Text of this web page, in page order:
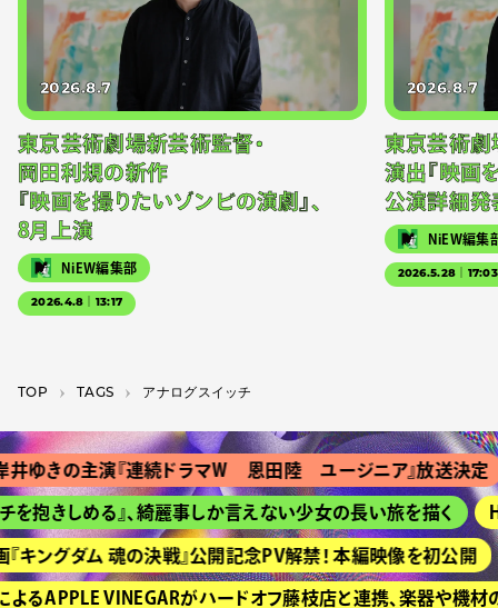
2026.8.7
東京芸術劇場新芸術監督・
岡田利規の新作
『映画を撮りたいゾンビの演劇』、
8月上演
NiEW編集部
2026.4.8｜13:17
2026.8.7
東京芸術劇
演出『映画
公演詳細発
NiEW編集
2026.5.28｜17:03
TOP T­A­G­S アナログスイッチ
ゆきの主演『連続ドラマＷ 恩田陸 ユージニア』放送決定
抱きしめる』、綺麗事しか言えない少女の長い旅を描く
ングダム 魂の決戦』公開記念PV解禁！ 本編映像を初公開
るAPPLE VINEGARがハードオフ藤枝店と連携、楽器や機材